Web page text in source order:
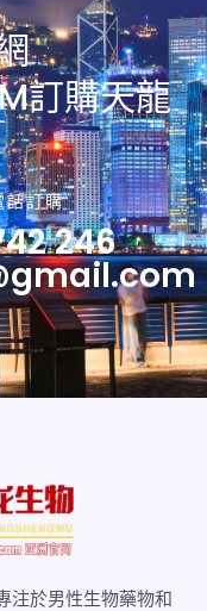
訂購天龍
話訂購
246
注於男性生物藥物和